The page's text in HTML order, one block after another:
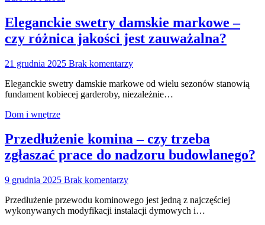
Eleganckie swetry damskie markowe –
czy różnica jakości jest zauważalna?
21 grudnia 2025 Brak komentarzy
Eleganckie swetry damskie markowe od wielu sezonów stanowią
fundament kobiecej garderoby, niezależnie…
Dom i wnętrze
Przedłużenie komina – czy trzeba
zgłaszać prace do nadzoru budowlanego?
9 grudnia 2025 Brak komentarzy
Przedłużenie przewodu kominowego jest jedną z najczęściej
wykonywanych modyfikacji instalacji dymowych i…